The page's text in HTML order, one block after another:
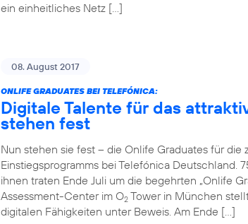
ein einheitliches Netz […]
08. August 2017
ONLIFE GRADUATES BEI TELEFÓNICA:
Digitale Talente für das
stehen fest
Nun stehen sie fest – die Onlife Graduates für die
Einstiegsprogramms bei Telefónica Deutschland.
ihnen traten Ende Juli um die begehrten „Onlife
Assessment-Center im O2 Tower in München
digitalen Fähigkeiten unter Beweis. Am Ende […]